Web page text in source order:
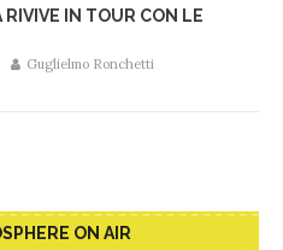
RIVIVE IN TOUR CON LE
Guglielmo Ronchetti
ON AIR